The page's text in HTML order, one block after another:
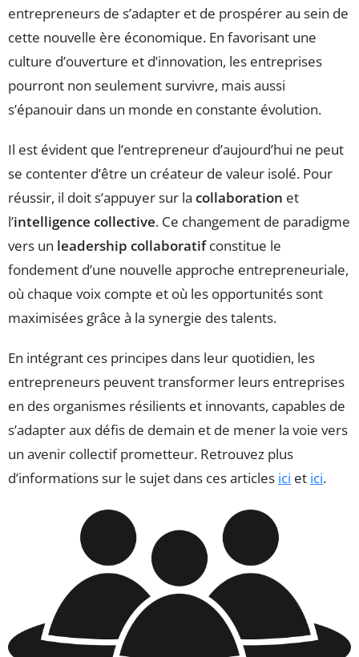
entrepreneurs de s’adapter et de prospérer au sein de
cette nouvelle ère économique. En favorisant une
culture d’ouverture et d’innovation, les entreprises
pourront non seulement survivre, mais aussi
s’épanouir dans un monde en constante évolution.
Il est évident que l’entrepreneur d’aujourd’hui ne peut
se contenter d’être un créateur de valeur isolé. Pour
réussir, il doit s’appuyer sur la collaboration et
l’intelligence collective. Ce changement de paradigme
vers un leadership collaboratifconstitue le
fondement d’une nouvelle approche entrepreneuriale,
où chaque voix compte et où les opportunités sont
maximisées grâce à la synergie des talents.
En intégrant ces principes dans leur quotidien, les
entrepreneurs peuvent transformer leurs entreprises
en des organismes résilients et innovants, capables de
s’adapter aux défis de demain et de mener la voie vers
un avenir collectif prometteur. Retrouvez plus
d’informations sur le sujet dans ces articles ici et ici.